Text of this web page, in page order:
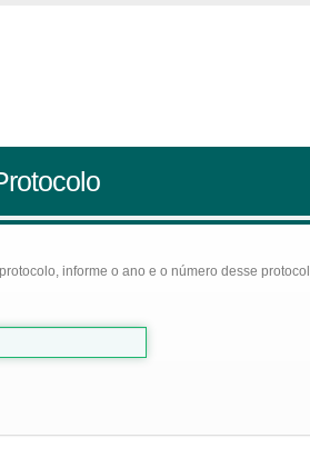
informe o ano e o número desse